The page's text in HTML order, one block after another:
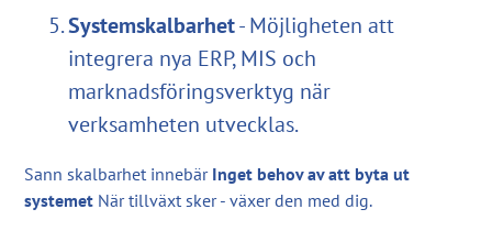
Systemskalbarhet- Möjligheten att
integrera nya ERP, MIS och
marknadsföringsverktyg när
verksamheten utvecklas.
Sann skalbarhet innebär Inget behov av att byta ut
systemet När tillväxt sker - växer den med dig.